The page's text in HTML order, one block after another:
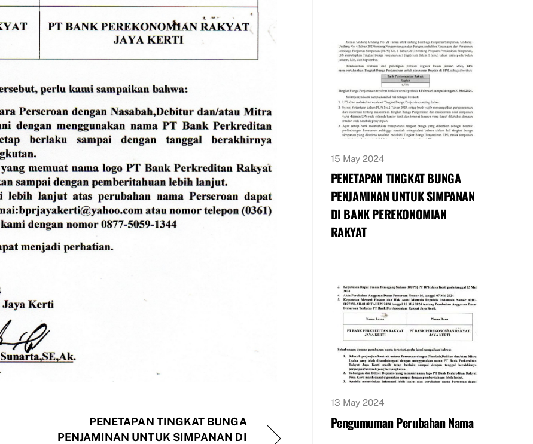
PENETAPAN TINGKAT BUNGA
PENJAMINAN UNTUK SIMPANAN DI
15 May 2024
PENETAPAN TINGKAT BUNGA
PENJAMINAN UNTUK SIMPANAN
DI BANK PEREKONOMIAN
RAKYAT
13 May 2024
Pengumuman Perubahan Nama